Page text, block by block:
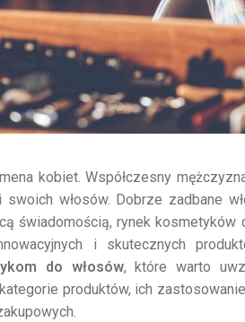
kobiet. Współczesny
włosów. Dobrze zadbane
świadomością, rynek kosmetyków
i skutecznych
do włosów, które warto
produktów, ich